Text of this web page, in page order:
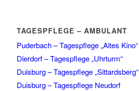
TAGESPFLEGE – AMBULANT
Puderbach – Tagespflege „Altes Kino“
Dierdorf – Tagespflege „Uhrturm“
Duisburg – Tagespflege „Sittardsberg“
Duisburg – Tagespflege Neudorf